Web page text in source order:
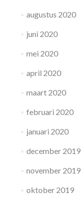
augustus 2020
juni 2020
mei 2020
april 2020
maart 2020
februari 2020
januari 2020
december 2019
november 2019
oktober 2019